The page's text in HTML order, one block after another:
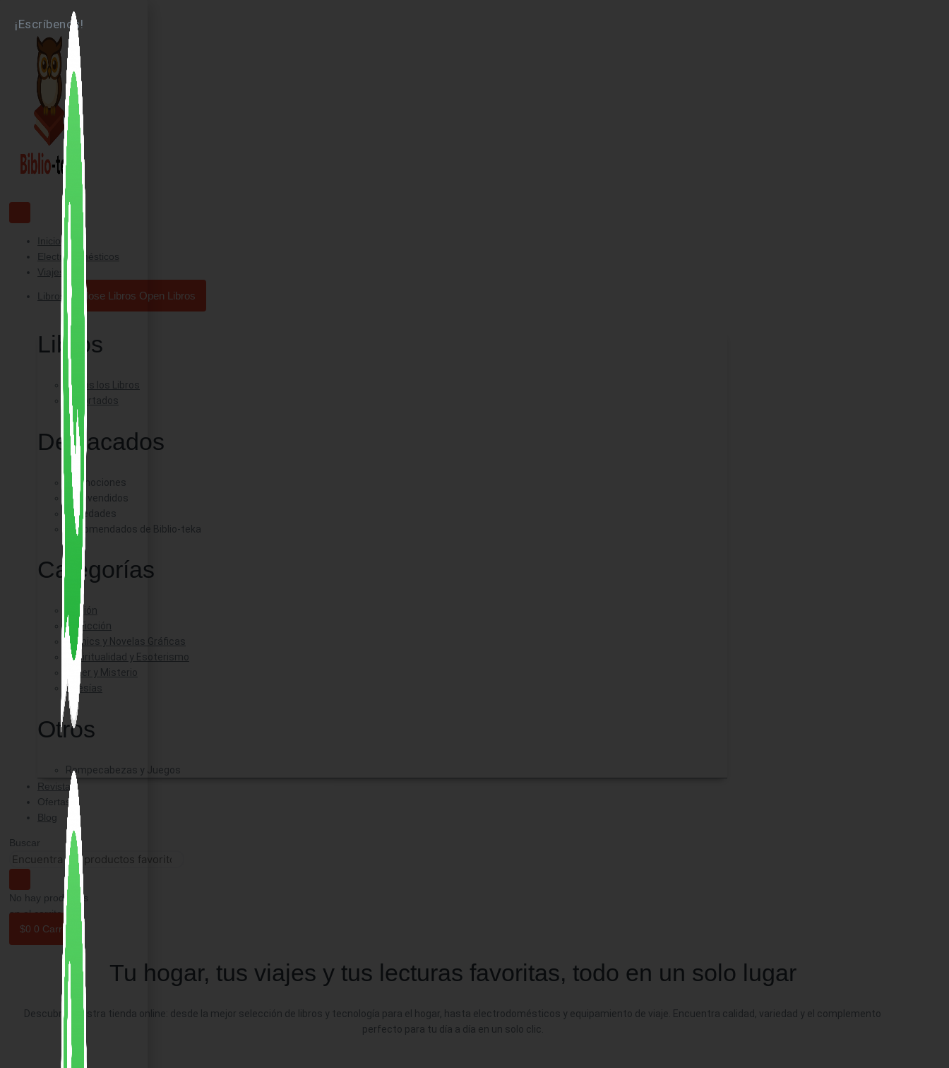
contenido
Inicio
Electrodomésticos
Viajes
Libros Close Libros Open Libros
Libros
Todos los Libros
Importados
Destacados
Promociones
Más vendidos
Novedades
Recomendados de Biblio-teka
Categorías
Ficción
No Ficción
Comics y Novelas Gráficas
Espiritualidad y Esoterismo
Triller y Misterio
Poesías
Otros
Rompecabezas y Juegos
Revistas
Ofertas
Blog
Buscar
No hay productos
en el carrito.
$0 0 Carrito
Tu hogar, tus viajes y tus lecturas favoritas, todo en un solo lugar
Descubre nuestra tienda online: desde la mejor selección de libros y tecnología para el hogar, hasta electrodomésticos y equipamiento de viaje. Encuentra calidad, variedad y el complemento
perfecto para tu día a día en un solo clic.
¡Escríbenos!